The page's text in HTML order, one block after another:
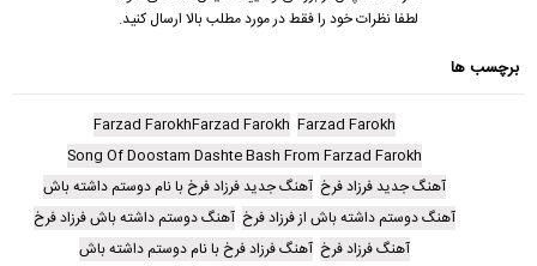
لطفا نظرات خود را فقط در مورد مطلب بالا ارسال کنید.
برچسب ها
Farzad Farokh
Farzad FarokhFarzad Farokh
Song Of Doostam Dashte Bash From Farzad Farokh
آهنگ جدید فرزاد فرخ آهنگ جدید فرزاد فرخ با نام دوستم داشته باش
آهنگ دوستم داشته باش از فرزاد فرخ آهنگ دوستم داشته باش فرزاد فرخ
آهنگ فرزاد فرخ آهنگ فرزاد فرخ با نام دوستم داشته باش